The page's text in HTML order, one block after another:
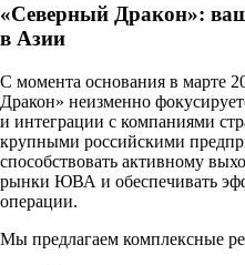
«Северный Дракон»:
в Азии
С момента основания в марте
Дракон» неизменно
и интеграции с компаниями
крупными российскими
способствовать активному
рынки ЮВА и обеспечивать
операции.
Мы предлагаем комплексные